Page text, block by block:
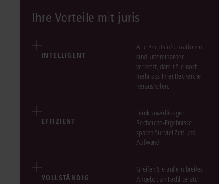
Ihre Vorteile mit juris
INTELLIGENT
Alle Rechtsinformationen
sind untereinander
vernetzt, damit Sie noch
mehr aus Ihrer Recherche
herausholen.
EFFIZIENT
Dank zuverlässiger
Recherche-Ergebnisse
sparen Sie viel Zeit und
Aufwand.
VOLLSTÄNDIG
Greifen Sie auf ein breites
Angebot an Fachliteratur